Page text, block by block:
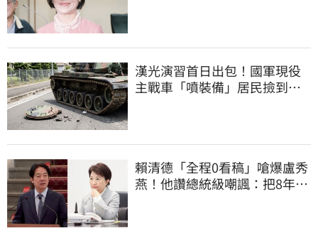
漢光演習首日出包！國軍現役
主戰車「噴裝備」居民撿到零
賴清德「全程0看稿」嗆爆盧秀
燕！他讚總統級嘲諷：把8年總